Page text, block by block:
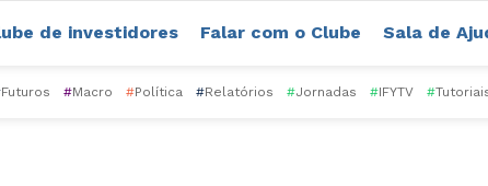
de investidores Falar com o Clube Sala de
Futuros #Macro #Política #Relatórios #Jornadas #IFYTV #